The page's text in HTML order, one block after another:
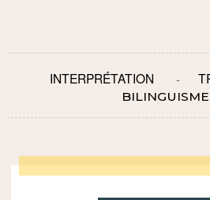
INTERPRÉTATION
BILINGUISME